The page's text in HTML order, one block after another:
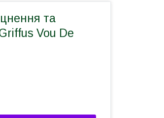
та
Vou De